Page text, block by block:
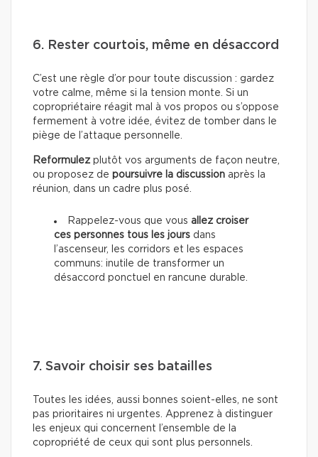
6. Rester courtois, même en désaccord
C’est une règle d’or pour toute discussion : gardez
votre calme, même si la tension monte. Si un
copropriétaire réagit mal à vos propos ou s’oppose
fermement à votre idée, évitez de tomber dans le
piège de l’attaque personnelle.
Reformulez plutôt vos arguments de façon neutre,
ou proposez de poursuivre la discussion après la
réunion, dans un cadre plus posé.
Rappelez-vous que vous allez croiser
ces personnes tous les jours dans
l’ascenseur, les corridors et les espaces
communs: inutile de transformer un
désaccord ponctuel en rancune durable.
7. Savoir choisir ses batailles
Toutes les idées, aussi bonnes soient-elles, ne sont
pas prioritaires ni urgentes. Apprenez à distinguer
les enjeux qui concernent l’ensemble de la
copropriété de ceux qui sont plus personnels.